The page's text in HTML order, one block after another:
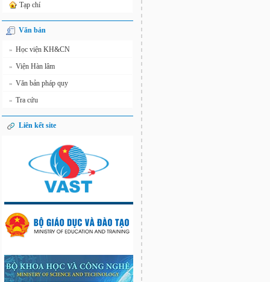
Tạp chí
Văn bản
» Học viện KH&CN
» Viện Hàn lâm
» Văn bản pháp quy
» Tra cứu
Liên kết site